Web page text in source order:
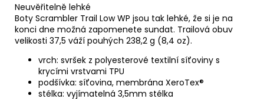
Neuvěřitelně lehké
Boty Scrambler Trail Low WP jsou tak lehké, že si je na
konci dne možná zapomenete sundat. Trailová obuv
velikosti 37,5 váží pouhých 238,2 g (8,4 oz).
vrch: svršek z polyesterové textilní síťoviny s
krycími vrstvami TPU
podšívka: síťovina, membrána XeroTex®
stélka: vyjímatelná 3,5mm stélka